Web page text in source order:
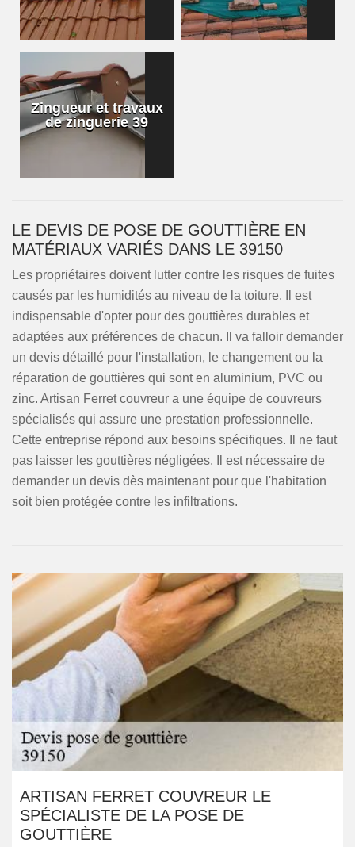
Zingueur et travaux
de zinguerie 39
LE DEVIS DE POSE DE GOUTTIÈRE EN
MATÉRIAUX VARIÉS DANS LE 39150
Les propriétaires doivent lutter contre les risques de fuites
causés par les humidités au niveau de la toiture. Il est
indispensable d'opter pour des gouttières durables et
adaptées aux préférences de chacun. Il va falloir demander
un devis détaillé pour l'installation, le changement ou la
réparation de gouttières qui sont en aluminium, PVC ou
zinc. Artisan Ferret couvreur a une équipe de couvreurs
spécialisés qui assure une prestation professionnelle.
Cette entreprise répond aux besoins spécifiques. Il ne faut
pas laisser les gouttières négligées. Il est nécessaire de
demander un devis dès maintenant pour que l'habitation
soit bien protégée contre les infiltrations.
ARTISAN FERRET COUVREUR LE
SPÉCIALISTE DE LA POSE DE
GOUTTIÈRE